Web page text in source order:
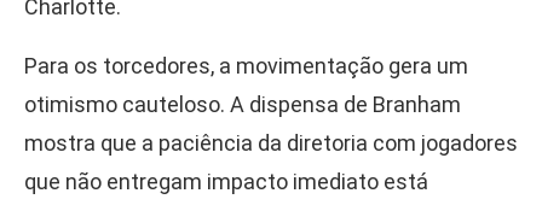
Charlotte.
Para os torcedores, a movimentação gera um
otimismo cauteloso. A dispensa de Branham
mostra que a paciência da diretoria com jogadores
que não entregam impacto imediato está